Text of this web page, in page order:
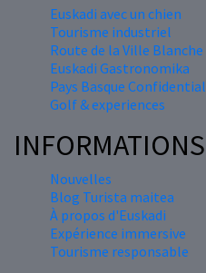
Euskadi avec un chien
Tourisme industriel
Route de la Ville Blanche
Euskadi Gastronomika
Pays Basque Confidential
Golf & experiences
INFORMATIONS
Nouvelles
Blog Turista maitea
À propos d'Euskadi
Expérience immersive
Tourisme responsable